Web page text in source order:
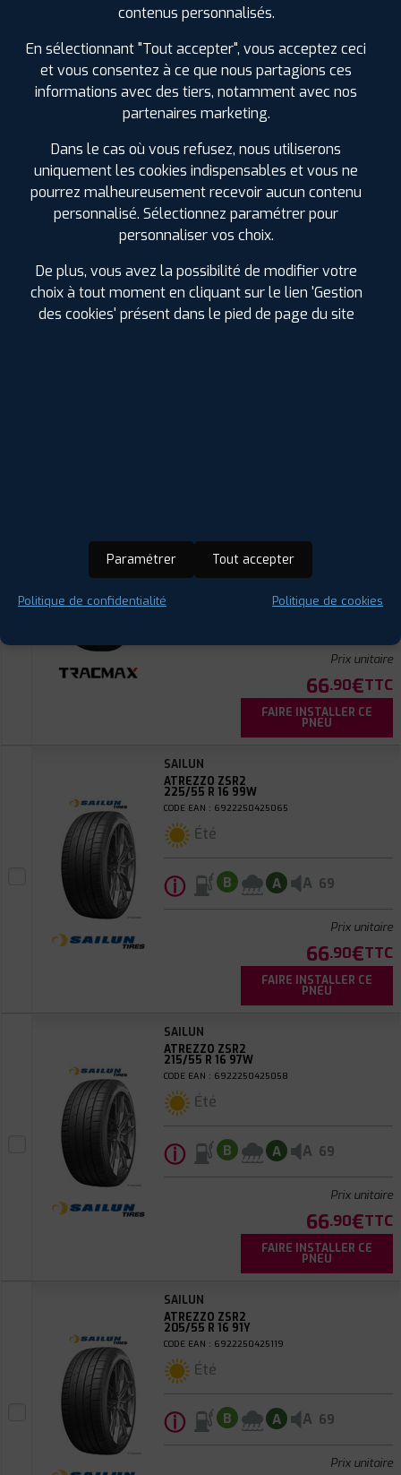
ⓘ
Prix unitaire
66 .90
FAIRE INSTALLER CE
SAILUN
ATREZZO 4SEA
215/65 R 16 102V
CODE EAN : 6959655467628
4 Saisons
CODE EAN : 6956647620443
Été
Prix unitaire
66.90€TTC
FAIRE INSTALLER CE
PNEU
SAILUN
ATREZZO ZSR2
225/55 R 16 99W
CODE EAN : 6922250425065
Été
ⓘ B A A 69
Prix unitaire
66.90€TTC
FAIRE INSTALLER CE
PNEU
SAILUN
ATREZZO ZSR2
215/55 R 16 97W
CODE EAN : 6922250425058
Été
ⓘ B A A 69
Prix unitaire
66.90€TTC
FAIRE INSTALLER CE
PNEU
SAILUN
ATREZZO ZSR2
205/55 R 16 91Y
CODE EAN : 6922250425119
Été
ⓘ B A A 69
Prix unitaire
contenus personnalisés.
En sélectionnant "Tout accepter", vous acceptez ceci
et vous consentez à ce que nous partagions ces
informations avec des tiers, notamment avec nos
partenaires marketing.
Dans le cas où vous refusez, nous utiliserons
uniquement les cookies indispensables et vous ne
pourrez malheureusement recevoir aucun contenu
personnalisé. Sélectionnez paramétrer pour
personnaliser vos choix.
De plus, vous avez la possibilité de modifier votre
choix à tout moment en cliquant sur le lien 'Gestion
des cookies' présent dans le pied de page du site
Paramétrer Tout accepter
Politique de confidentialité Politique de cookies